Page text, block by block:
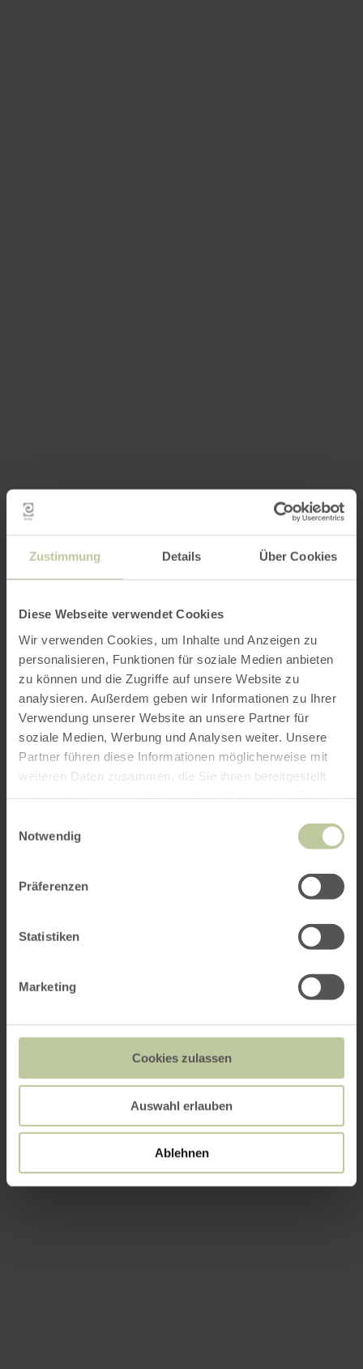
Zustimmung Details Über Cookies
Diese Webseite verwendet Cookies
Wir verwenden Cookies, um Inhalte und Anzeigen zu
personalisieren, Funktionen für soziale Medien anbieten
zu können und die Zugriffe auf unsere Website zu
analysieren. Außerdem geben wir Informationen zu Ihrer
Verwendung unserer Website an unsere Partner für
soziale Medien, Werbung und Analysen weiter. Unsere
Partner führen diese Informationen möglicherweise mit
weiteren Daten zusammen, die Sie ihnen bereitgestellt
Notwendig
Präferenzen
Statistiken
Marketing
Cookies zulassen
Auswahl erlauben
Ablehnen